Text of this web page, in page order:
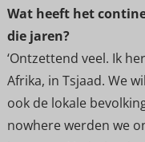
Wat heeft het
die jaren?
‘Ontzettend veel. Ik
Afrika, in Tsjaad. We
ook de lokale
nowhere werden we